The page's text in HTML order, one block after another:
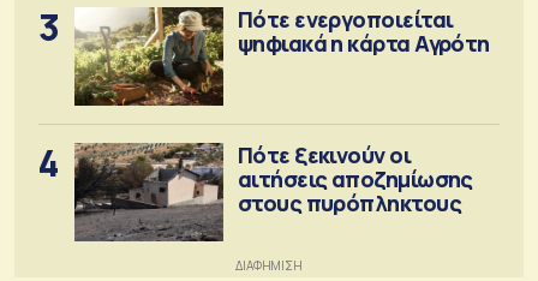
3
Πότε ενεργοποιείται
ψηφιακά η κάρτα Αγρότη
4
Πότε ξεκινούν οι
αιτήσεις αποζημίωσης
στους πυρόπληκτους